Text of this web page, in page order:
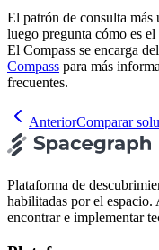
El patrón de consulta
luego pregunta cómo es
El Compass se encarga
Compass para más
frecuentes.
AnteriorComparar
Plataforma de
habilitadas por el espacio.
encontrar e implementar